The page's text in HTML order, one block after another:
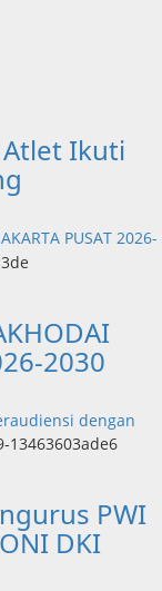
Atlet Ikuti
PUSAT 2026-
2030
dengan
PWI
DKI